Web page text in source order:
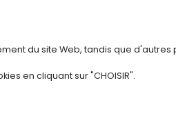
du site Web, tandis que
en cliquant sur "CHOISIR".